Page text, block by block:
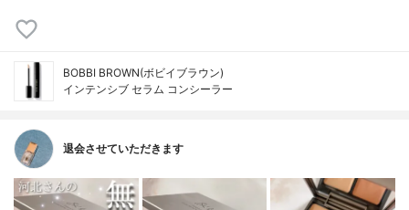
BOBBI BROWN(ボビイブラウン)
インテンシブ セラム コンシーラー
退会させていただきます